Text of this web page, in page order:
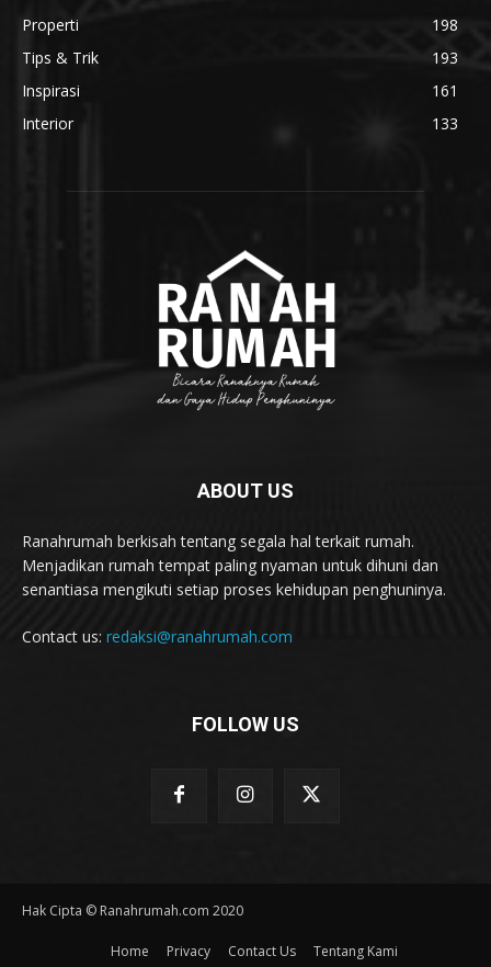
Properti
198
Tips & Trik
193
Inspirasi
161
Interior
133
ABOUT US
Ranahrumah berkisah tentang segala hal terkait rumah.
Menjadikan rumah tempat paling nyaman untuk dihuni dan
senantiasa mengikuti setiap proses kehidupan penghuninya.
Contact us: redaksi@ranahrumah.com
FOLLOW US
Hak Cipta © Ranahrumah.com 2020
Home Privacy Contact Us Tentang Kami